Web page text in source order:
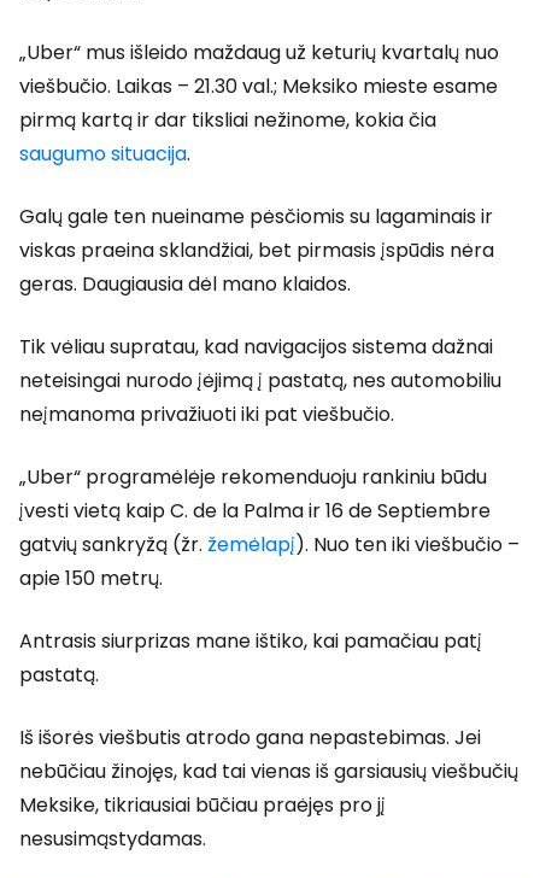
„Uber“ mus išleido maždaug už keturių kvartalų nuo
viešbučio. Laikas – 21.30 val.; Meksiko mieste esame
pirmą kartą ir dar tiksliai nežinome, kokia čia
saugumo situacija.
Galų gale ten nueiname pėsčiomis su lagaminais ir
viskas praeina sklandžiai, bet pirmasis įspūdis nėra
geras. Daugiausia dėl mano klaidos.
Tik vėliau supratau, kad navigacijos sistema dažnai
neteisingai nurodo įėjimą į pastatą, nes automobiliu
neįmanoma privažiuoti iki pat viešbučio.
„Uber“ programėlėje rekomenduoju rankiniu būdu
įvesti vietą kaip C. de la Palma ir 16 de Septiembre
gatvių sankryžą (žr. žemėlapį). Nuo ten iki viešbučio –
apie 150 metrų.
Antrasis siurprizas mane ištiko, kai pamačiau patį
pastatą.
Iš išorės viešbutis atrodo gana nepastebimas. Jei
nebūčiau žinojęs, kad tai vienas iš garsiausių viešbučių
Meksike, tikriausiai būčiau praėjęs pro jį
nesusimąstydamas.